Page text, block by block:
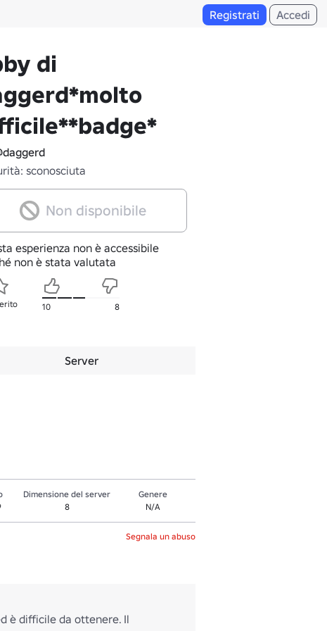
Registrati Accedi
di
sconosciuta
Non disponibile
esperienza non è accessibile
non è stata valutata
10 8
Server
Dimensione del server
8
Genere
N/A
Segnala un abuso
è difficile da ottenere. Il